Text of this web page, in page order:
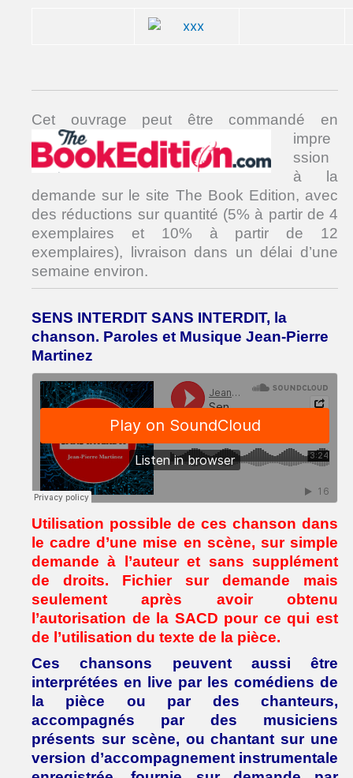
Cet ouvrage peut être commandé en
impre
ssion
à la
demande sur le site The Book Edition, avec
des réductions sur quantité (5% à partir de 4
exemplaires et 10% à partir de 12
exemplaires), livraison dans un délai d’une
semaine environ.
SENS INTERDIT SANS INTERDIT, la
chanson. Paroles et Musique Jean-Pierre
Martinez
Utilisation possible de ces chanson dans
le cadre d’une mise en scène, sur simple
demande à l’auteur et sans supplément
de droits. Fichier sur demande mais
seulement après avoir obtenu
l’autorisation de la SACD pour ce qui est
de l’utilisation du texte de la pièce.
Ces chansons peuvent aussi être
interprétées en live par les comédiens de
la pièce ou par des chanteurs,
accompagnés par des musiciens
présents sur scène, ou chantant sur une
version d’accompagnement instrumentale